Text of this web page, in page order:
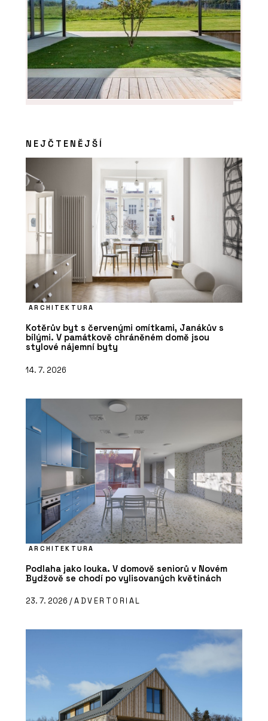
NEJČTENĚJŠÍ
ARCHITEKTURA
Kotěrův byt s červenými omítkami, Janákův s
bílými. V památkově chráněném domě jsou
stylové nájemní byty
14. 7. 2026
ARCHITEKTURA
Podlaha jako louka. V domově seniorů v Novém
Bydžově se chodí po vylisovaných květinách
23. 7. 2026 /ADVERTORIAL